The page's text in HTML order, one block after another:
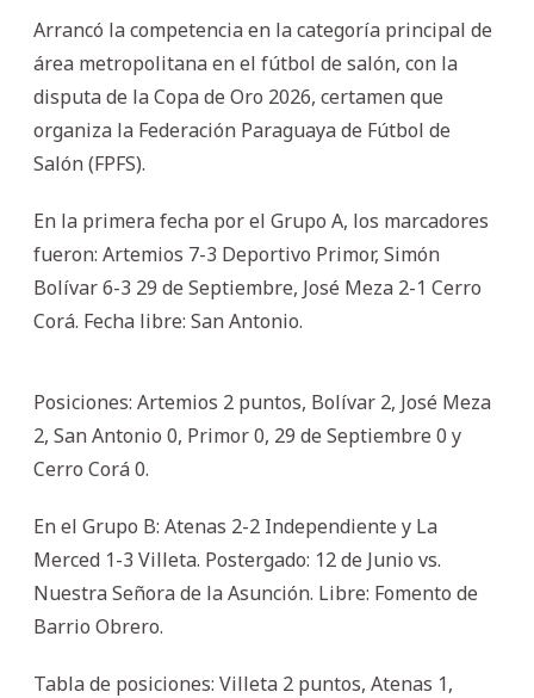
Arrancó la competencia en la categoría principal de
área metropolitana en el fútbol de salón, con la
disputa de la Copa de Oro 2026, certamen que
organiza la Federación Paraguaya de Fútbol de
Salón (FPFS).
En la primera fecha por el Grupo A, los marcadores
fueron: Artemios 7-3 Deportivo Primor, Simón
Bolívar 6-3 29 de Septiembre, José Meza 2-1 Cerro
Corá. Fecha libre: San Antonio.
Posiciones: Artemios 2 puntos, Bolívar 2, José Meza
2, San Antonio 0, Primor 0, 29 de Septiembre 0 y
Cerro Corá 0.
En el Grupo B: Atenas 2-2 Independiente y La
Merced 1-3 Villeta. Postergado: 12 de Junio vs.
Nuestra Señora de la Asunción. Libre: Fomento de
Barrio Obrero.
Tabla de posiciones: Villeta 2 puntos, Atenas 1,